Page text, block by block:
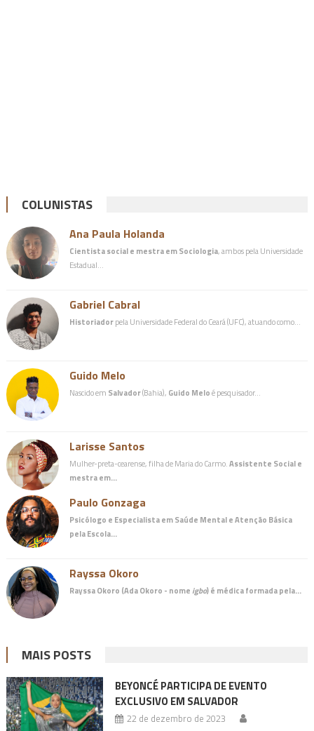
COLUNISTAS
Ana Paula Holanda
Cientista social e mestra em Sociologia, ambos pela Universidade
Estadual…
Gabriel Cabral
Historiadorpela Universidade Federal do Ceará (UFC), atuando como…
Guido Melo
Nascido em Salvador(Bahia), Guido Meloé pesquisador…
Larisse Santos
Mulher-preta-cearense, filha de Maria do Carmo.Assistente Social e
mestra em…
Paulo Gonzaga
Psicólogo e Especialista em Saúde Mental e Atenção Básica
pela Escola…
Rayssa Okoro
Rayssa Okoro (Ada Okoro - nome igbo) é médicaformada pela…
MAIS POSTS
BEYONCÉ PARTICIPA DE EVENTO
EXCLUSIVO EM SALVADOR
22 de dezembro de 2023